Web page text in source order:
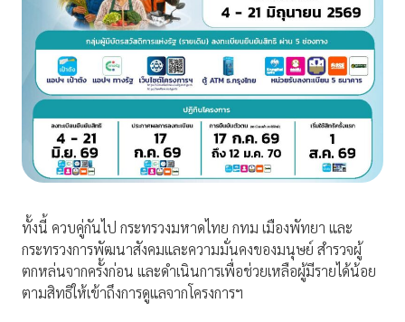
ทั้งนี้ ควบคู่กันไป กระทรวงมหาดไทย กทม เมืองพัทยา และ
กระทรวงการพัฒนาสังคมและความมั่นคงของมนุษย์ สำรวจผู้
ตกหล่นจากครั้งก่อน และดำเนินการเพื่อช่วยเหลือผู้มีรายได้น้อย
ตามสิทธิให้เข้าถึงการดูแลจากโครงการฯ